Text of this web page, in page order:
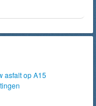
asfalt op A15